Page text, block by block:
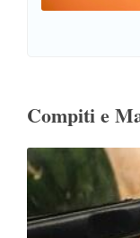
Compiti e